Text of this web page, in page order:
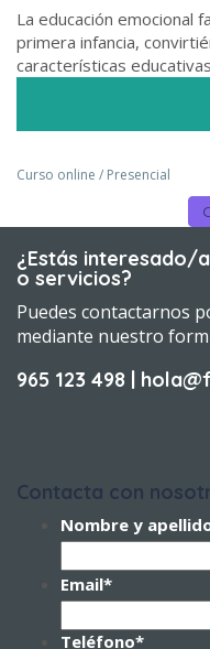
La educación emocional
primera infancia,
características
Curso online / Presencial
¿Estás interesado/
o servicios?
Puedes contactarnos
mediante nuestro
965 123 498 |
Contacta con
Nombre y
Email*
Teléfono*